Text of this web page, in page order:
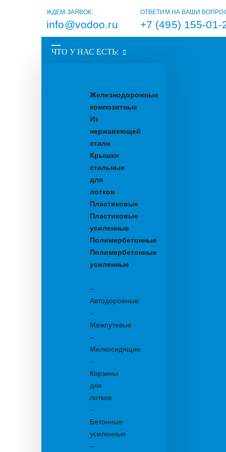
ЖДЕМ ЗАЯВОК:
info@vodoo.ru
ОТВЕТИМ НА ВАШИ
+7 (495) 155-01-
ЧТО У НАС ЕСТЬ:
Железнодорожные
композитные
Из
нержавеющей
стали
Крышки
стальные
для
лотков
Пластиковые
Пластиковые
усиленные
Полимербетонные
Полимербетонные
усиленные
–
Автодорожные
–
Межпутевые
–
Мелкосидящие
–
Корзины
для
лотков
–
Бетонные
усиленные
–